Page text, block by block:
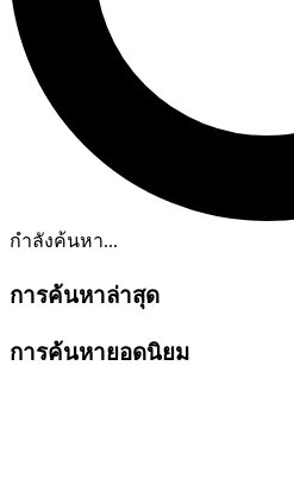
กำลังค้นหา...
การค้นหาล่าสุด
การค้นหายอดนิยม